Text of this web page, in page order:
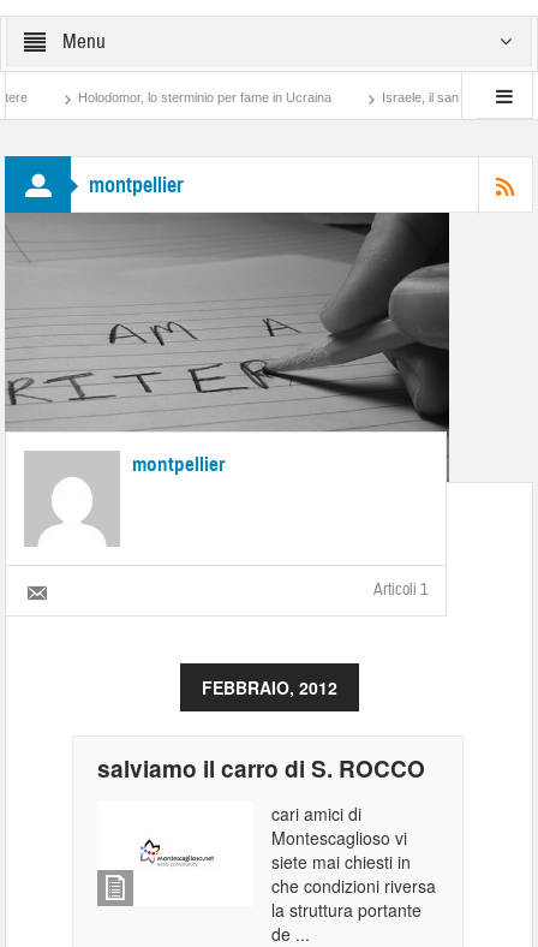
Menu
Holodomor, lo sterminio per fame in Ucraina Israele, il sangue degli altri
montpellier
montpellier
Articoli 1
FEBBRAIO, 2012
salviamo il carro di S. ROCCO
cari amici di
Montescaglioso vi
siete mai chiesti in
che condizioni riversa
la struttura portante
de ...